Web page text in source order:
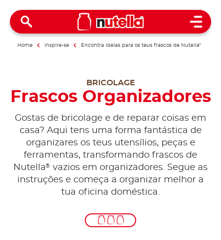
Open
Home Inspire-se Encontra ideias para os teus frascos de Nutella®
BRICOLAGE
Frascos Organizadores
Gostas de bricolage e de reparar coisas em
casa? Aqui tens uma forma fantástica de
organizares os teus utensílios, peças e
ferramentas, transformando frascos de
Nutella® vazios em organizadores. Segue as
instruções e começa a organizar melhor a
tua oficina doméstica.